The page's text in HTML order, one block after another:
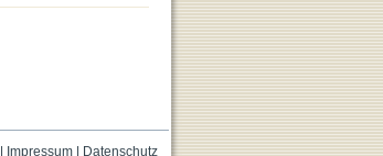
Impressum| Datenschutz